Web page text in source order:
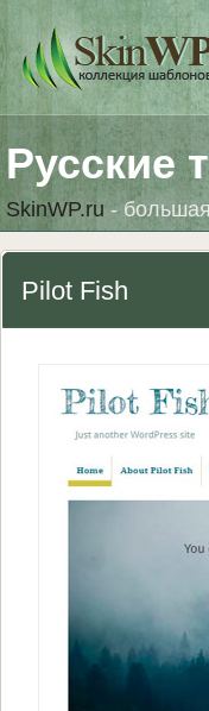
Русские
SkinWP.ru- большая
Pilot Fish